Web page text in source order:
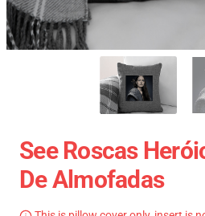
See Roscas
De Almofadas